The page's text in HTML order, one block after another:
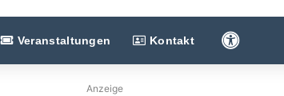
Veranstaltungen Kontakt
Anzeige